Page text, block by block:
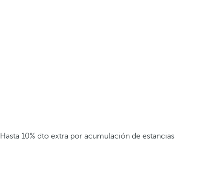
Hasta 10% dto extra por acumulación de estancias